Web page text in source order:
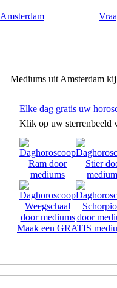
Amsterdam
Mediums uit Amsterdam
Elke dag gratis uw
Klik op uw sterrenbeeld
Maak een GRATIS